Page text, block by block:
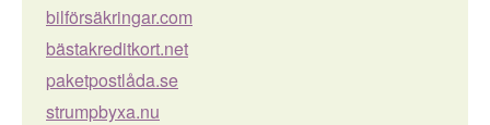
bilförsäkringar.com
bästakreditkort.net
paketpostlåda.se
strumpbyxa.nu